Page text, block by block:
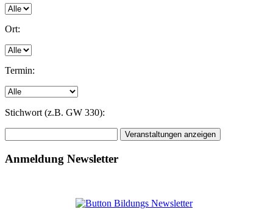
Ort:
Termin:
Stichwort (z.B. GW 330):
Anmeldung Newsletter